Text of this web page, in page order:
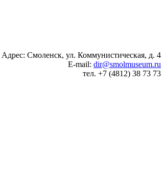
Адрес: Смоленск, ул. Коммунистическая, д. 4
E-mail: dir@smolmuseum.ru
тел. +7 (4812) 38 73 73